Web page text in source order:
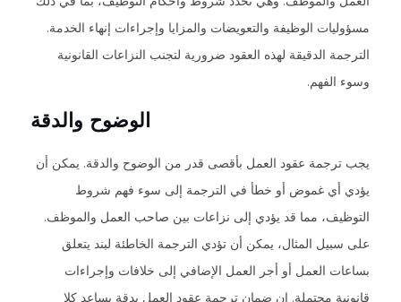
مسؤوليات الوظيفة والتعويضات والمزايا وإجراءات إنهاء الخدمة.
الترجمة الدقيقة لهذه العقود ضرورية لتجنب النزاعات القانونية
وسوء الفهم.
الوضوح والدقة
يجب ترجمة عقود العمل بأقصى قدر من الوضوح والدقة. يمكن أن
يؤدي أي غموض أو خطأ في الترجمة إلى سوء فهم شروط
التوظيف، مما قد يؤدي إلى نزاعات بين صاحب العمل والموظف.
على سبيل المثال، يمكن أن تؤدي الترجمة الخاطئة لبند يتعلق
بساعات العمل أو أجر العمل الإضافي إلى خلافات وإجراءات
قانونية محتملة. إن ضمان ترجمة عقود العمل بدقة يساعد كلا